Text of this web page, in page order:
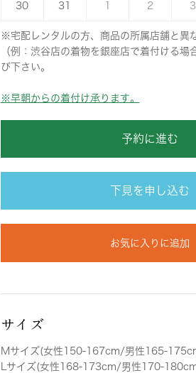
30 31 2 3
※宅配レンタルの方、商品の所属店舗と異
（例：渋谷店の着物を銀座店で着付ける場
び下さい。
※早朝からの着付け承ります。
予約に進む
下見を申し込む
お気に入りに追加
サイズ
Mサイズ(女性150-167cm/男性165-
Lサイズ(女性168-173cm/男性170-